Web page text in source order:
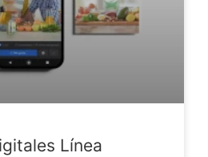
Línea